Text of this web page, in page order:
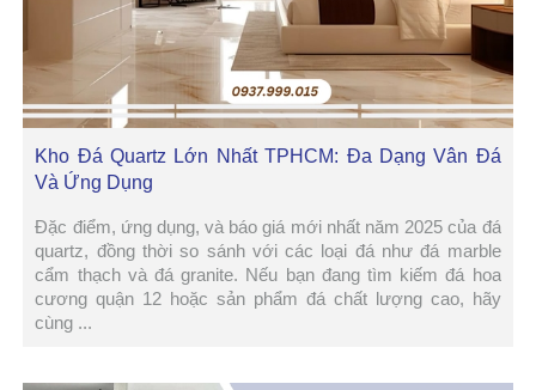
Kho Đá Quartz Lớn Nhất TPHCM: Đa Dạng Vân Đá
Và Ứng Dụng
Đặc điểm, ứng dụng, và báo giá mới nhất năm 2025 của đá
quartz, đồng thời so sánh với các loại đá như đá marble
cẩm thạch và đá granite. Nếu bạn đang tìm kiếm đá hoa
cương quận 12 hoặc sản phẩm đá chất lượng cao, hãy
cùng ...